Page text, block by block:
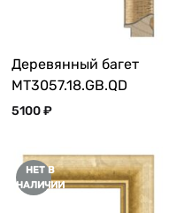
Деревянный багет
MT3057.18.GB.QD
5100₽
НЕТ В
НАЛИЧИИ